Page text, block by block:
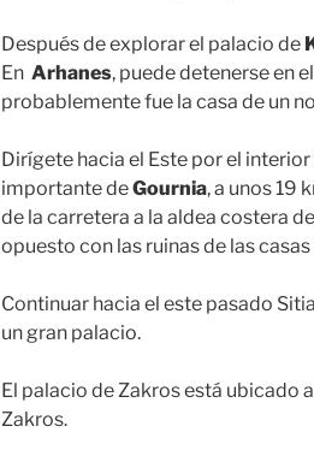
Después de explorar el palacio de
En Arhanes, puede detenerse en
probablemente fue la casa de un
Dirígete hacia el Este por el
importante deGournia, a unos 19
de la carretera a la aldea costera de
opuesto con las ruinas de las
Continuar hacia el este pasado
un gran palacio.
El palacio de Zakros está ubicado
Zakros.